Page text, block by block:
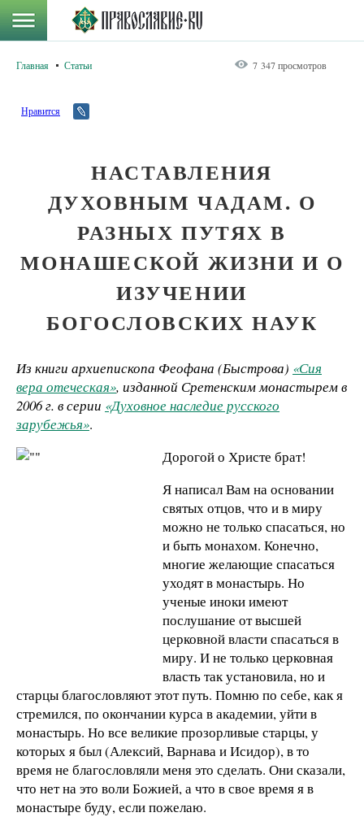
Главная Статьи 7 347 просмотров
Нравится
НАСТАВЛЕНИЯ
ДУХОВНЫМ ЧАДАМ. О
РАЗНЫХ ПУТЯХ В
МОНАШЕСКОЙ ЖИЗНИ И О
ИЗУЧЕНИИ
БОГОСЛОВСКИХ НАУК
Из книги архиепископа Феофана (Быстрова) «Сия
вера отеческая», изданной Сретенским монастырем в
2006 г. в серии «Духовное наследие русского
зарубежья».
Дорогой о Христе брат!
Я написал Вам на основании
святых отцов, что и в миру
можно не только спасаться, но
и быть монахом. Конечно,
многие желающие спасаться
уходят в монастырь. Но
ученые иноки имеют
послушание от высшей
церковной власти спасаться в
миру. И не только церковная
власть так установила, но и
старцы благословляют этот путь. Помню по себе, как я
стремился, по окончании курса в академии, уйти в
монастырь. Но все великие прозорливые старцы, у
которых я был (Алексий, Варнава и Исидор), в то
время не благословляли меня это сделать. Они сказали,
что нет на это воли Божией, а что в свое время я в
монастыре буду, если пожелаю.